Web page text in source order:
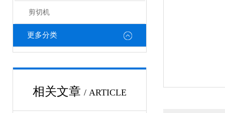
剪切机
更多分类
相关文章 / ARTICLE